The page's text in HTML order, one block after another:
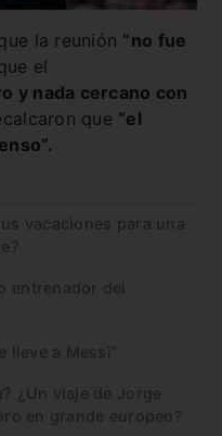
la reunión “no fue
el
y nada cercano con
que “el
vacaciones para una
entrenador del
lleve a Messi”
¿Un viaje de Jorge
en grande europeo?